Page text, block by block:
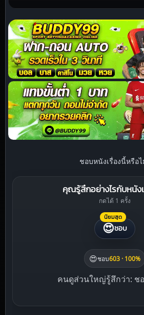
ชอบหนังเรื่องนี้หรือไ
คุณรู้สึกอย่างไรกับหนัง
กดได้ 1 ครั้ง
นิยมสุด
😍ชอบ
😍ชอบ603 · 100%
คนดูส่วนใหญ่รู้สึกว่า: ช